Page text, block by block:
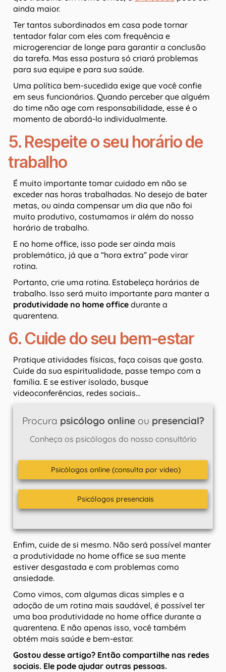
ainda maior.
Ter tantos subordinados em casa pode tornar
tentador falar com eles com frequência e
microgerenciar de longe para garantir a conclusão
da tarefa. Mas essa postura só criará problemas
para sua equipe e para sua saúde.
Uma política bem-sucedida exige que você confie
em seus funcionários. Quando perceber que alguém
do time não age com responsabilidade, esse é o
momento de abordá-lo individualmente.
5. Respeite o seu horário de
trabalho
É muito importante tomar cuidado em não se
exceder nas horas trabalhadas. No desejo de bater
metas, ou ainda compensar um dia que não foi
muito produtivo, costumamos ir além do nosso
horário de trabalho.
E no home office, isso pode ser ainda mais
problemático, já que a “hora extra” pode virar
rotina.
Portanto, crie uma rotina. Estabeleça horários de
trabalho. Isso será muito importante para manter a
produtividade no home office durante a
quarentena.
6. Cuide do seu bem-estar
Pratique atividades físicas, faça coisas que gosta.
Cuide da sua espiritualidade, passe tempo com a
família. E se estiver isolado, busque
videoconferências, redes sociais…
Procura psicólogo onlineou presencial?
Conheça os psicólogos do nosso consultório
Psicólogos online (consulta por video)
Psicólogos presenciais
Enfim, cuide de si mesmo. Não será possível manter
a produtividade no home office se sua mente
estiver desgastada e com problemas como
ansiedade.
Como vimos, com algumas dicas simples e a
adoção de um rotina mais saudável, é possível ter
uma boa produtividade no home office durante a
quarentena. E não apenas isso, você também
obtém mais saúde e bem-estar.
Gostou desse artigo? Então compartilhe nas redes
sociais. Ele pode ajudar outras pessoas.